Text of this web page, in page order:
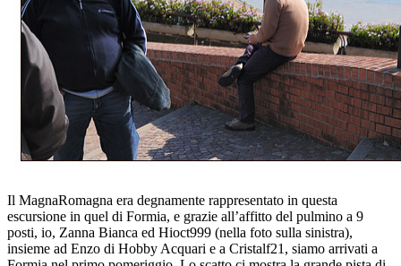
Il MagnaRomagna era degnamente rappresentato in questa
escursione in quel di Formia, e grazie all’affitto del pulmino a 9
posti, io, Zanna Bianca ed Hioct999 (nella foto sulla sinistra),
insieme ad Enzo di Hobby Acquari e a Cristalf21, siamo arrivati a